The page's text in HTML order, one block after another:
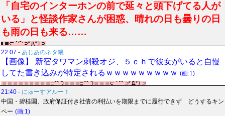
「自宅のインターホンの前で延々と頭下げてる人が
いる」と怪談作家さんが困惑、晴れの日も曇りの日
も雨の日も来る……
22:07 - あじあのネタ帳
【画像】 新宿タワマン刺殺オジ、５ｃｈで彼女がいると自慢
してた書き込みが特定されるｗｗｗｗｗｗｗｗｗ (画:1)
21:40 - にゅーすアルー！
中国・碧桂園、政府保証付き社債の利払いを期限までに履行できず どうするキン
ペー (画:1)